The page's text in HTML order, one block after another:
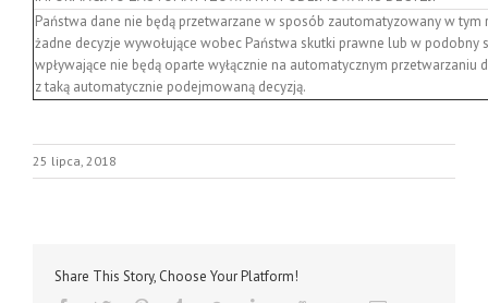
Państwa dane nie będą przetwarzane w sposób zautomatyzowany w
żadne decyzje wywołujące wobec Państwa skutki prawne lub w podobny
wpływające nie będą oparte wyłącznie na automatycznym przetwarzaniu
z taką automatycznie podejmowaną decyzją.
25 lipca, 2018
Share This Story, Choose Your Platform!